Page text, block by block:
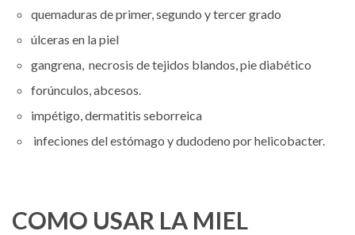
quemaduras de primer, segundo y tercer grado
úlceras en la piel
gangrena, necrosis de tejidos blandos, pie diabético
forúnculos, abcesos.
impétigo, dermatitis seborreica
infeciones del estómago y dudodeno por helicobacter.
COMO USAR LA MIEL